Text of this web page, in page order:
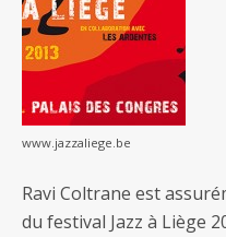
www.jazzaliege.be
Ravi Coltrane est
du festival Jazz à Liège